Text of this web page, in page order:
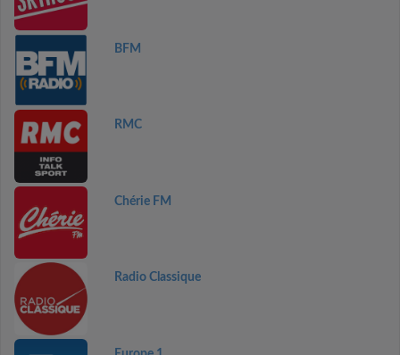
BFM
RMC
Chérie FM
Radio Classique